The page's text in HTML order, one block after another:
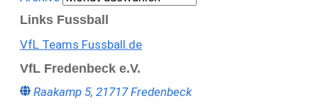
Links Fussball
VfL Teams Fussball.de
VfL Fredenbeck e.V.
Raakamp 5, 21717 Fredenbeck